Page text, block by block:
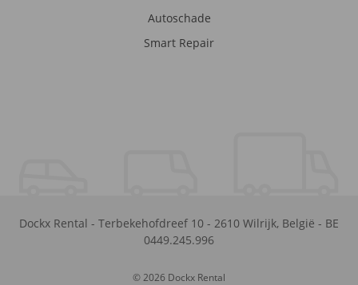
Autoschade
Smart Repair
Dockx Rental - Terbekehofdreef 10 - 2610 Wilrijk, België - BE
0449.245.996
© 2026 Dockx Rental